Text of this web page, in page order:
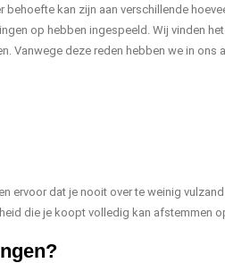
kan zijn aan verschillende
op hebben ingespeeld. Wij vinden
Vanwege deze reden hebben we in
ervoor dat je nooit over te weinig
die je koopt volledig kan afstemmen